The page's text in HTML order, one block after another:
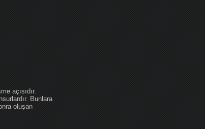
açısıdır.
Bunlara
oluşan